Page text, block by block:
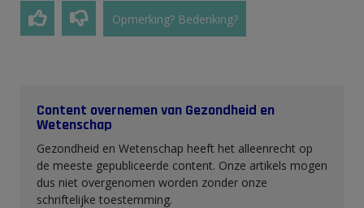
Opmerking? Bedenking?
Content overnemen van Gezondheid en
Wetenschap
Gezondheid en Wetenschap heeft het alleenrecht op
de meeste gepubliceerde content. Onze artikels mogen
dus niet overgenomen worden zonder onze
schriftelijke toestemming.